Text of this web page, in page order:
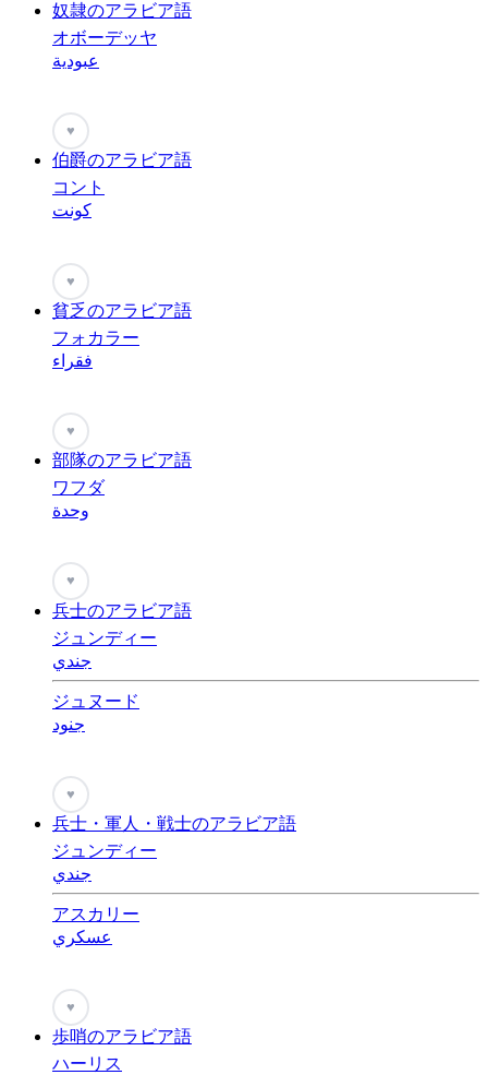
奴隷のアラビア語
オボーデッヤ
عبودية
♥
伯爵のアラビア語
コント
كونت
♥
貧乏のアラビア語
フォカラー
فقراء
♥
部隊のアラビア語
ワフダ
وحدة
♥
兵士のアラビア語
ジュンディー
جندي
ジュヌード
جنود
♥
兵士・軍人・戦士のアラビア語
ジュンディー
جندي
アスカリー
عسكري
♥
歩哨のアラビア語
ハーリス